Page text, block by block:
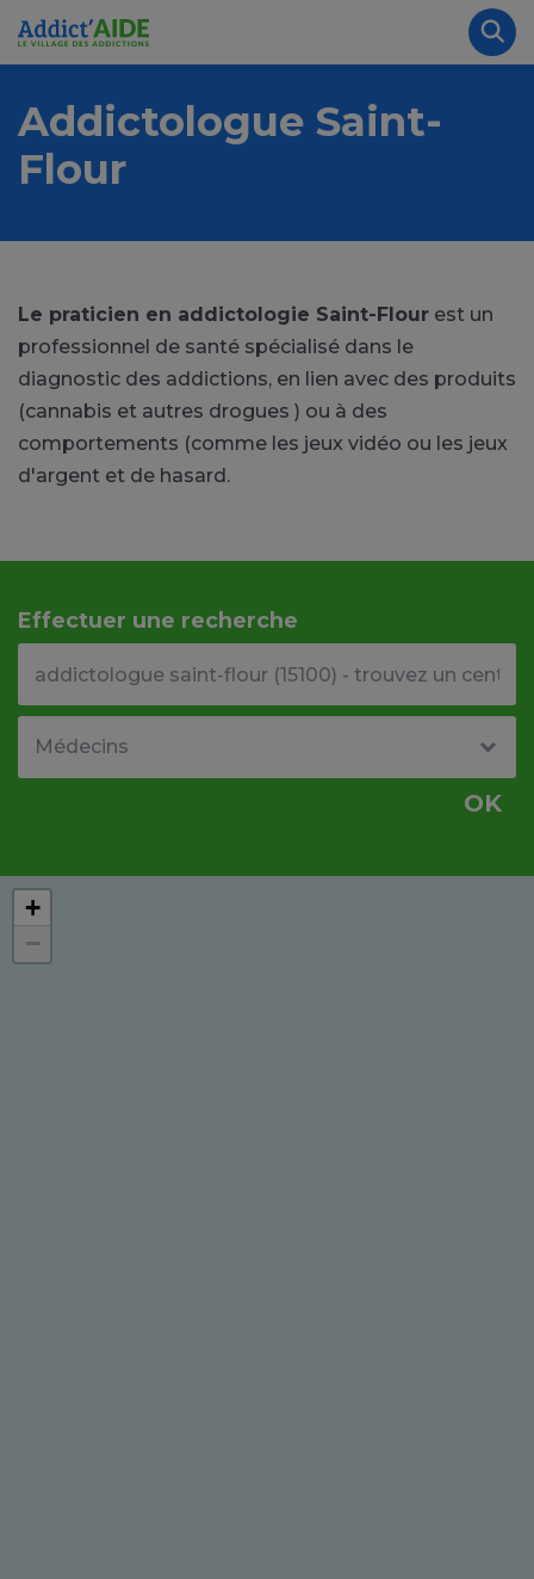
Aller au contenu principal
Addictologue Saint-
Flour
Le praticien en addictologie Saint-Flour est un
professionnel de santé spécialisé dans le
diagnostic des addictions, en lien avec des produits
(cannabis et autres drogues ) ou à des
comportements (comme les jeux vidéo ou les jeux
d'argent et de hasard.
Effectuer une recherche
OK
+
−
Panneau de gestion des cookies